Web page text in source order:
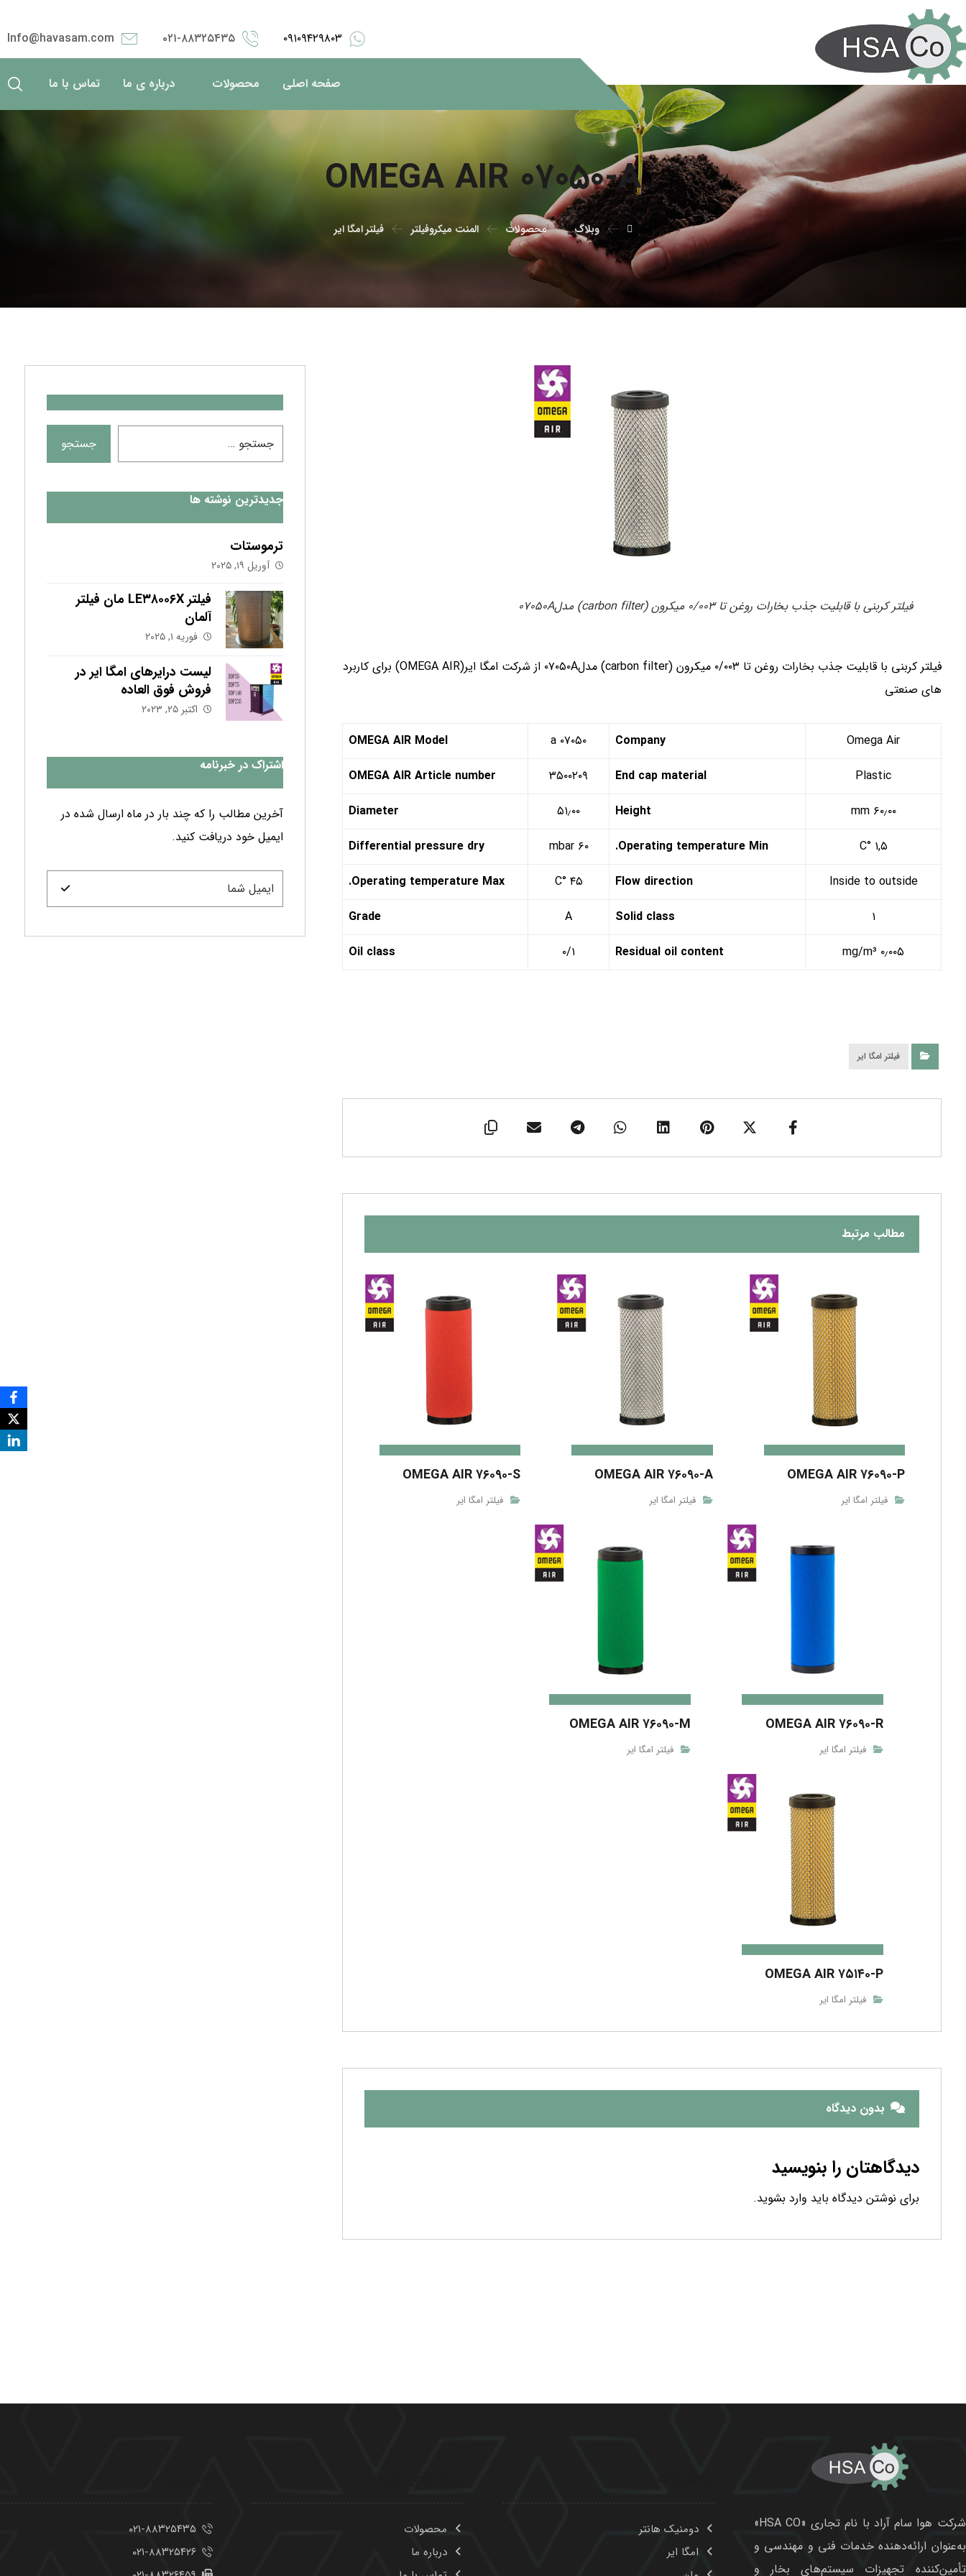
Info@havasam.com ۰۲۱-۸۸۳۲۵۴۳۵ ۰۹۱۰۹۴۲۹۸۰۳
صفحه اصلی محصولات درباره ی ما تماس با ما
OMEGA AIR ۰۷۰۵۰-A
وبلاگ محصولات المنت میکروفیلتر فیلتر امگا ایر
فیلتر کربنی با قابلیت جذب بخارات روغن تا ۰/۰۰۳ میکرون (carbon filter) مدل۰۷۰۵۰A
فیلتر کربنی با قابلیت جذب بخارات روغن تا ۰/۰۰۳ میکرون (carbon filter) مدل۰۷۰۵۰A از شرکت امگا ایر(OMEGA AIR) برای کاربرد
های صنعتی
Omega Air
Company ۰۷۰۵۰ a
OMEGA AIR Model
Plastic
End cap material ۳۵۰۰۲۰۹
OMEGA AIR Article number
۶۰٫۰۰ mm
Height ۵۱٫۰۰
Diameter
۱,۵ °C
Operating temperature Min. ۶۰ mbar
Differential pressure dry
Inside to outside
Flow direction ۴۵ °C
Operating temperature Max.
۱
Solid class
A
Grade
۰٫۰۰۵ mg/m³
Residual oil content ۰/۱ Oil class
فیلتر امگا ایر
مطالب مرتبط
OMEGA AIR ۷۶۰۹۰-P
فیلتر امگا ایر
OMEGA AIR ۷۶۰۹۰-A
فیلتر امگا ایر
OMEGA AIR ۷۶۰۹۰-S
فیلتر امگا ایر
OMEGA AIR ۷۶۰۹۰-R
فیلتر امگا ایر
OMEGA AIR ۷۶۰۹۰-M
فیلتر امگا ایر
OMEGA AIR ۷۵۱۴۰-P
فیلتر امگا ایر
بدون دیدگاه
دیدگاهتان را بنویسید
برای نوشتن دیدگاه باید وارد بشوید.
جدیدترین نوشته ها
ترموستات
آوریل ۱۹, ۲۰۲۵
فیلتر LE۳۸۰۰۶X مان فیلتر
آلمان
فوریه ۱, ۲۰۲۵
لیست درایرهای امگا ایر در
فروش فوق العاده
اکتبر ۲۵, ۲۰۲۳
اشتراک در خبرنامه
آخرین مطالب را که چند بار در ماه ارسال شده در
ایمیل خود دریافت کنید.
شرکت هوا سام آراد با نام تجاری «HSA CO»
به‌عنوان ارائه‌دهنده خدمات فنی و مهندسی و
تأمین‌کننده تجهیزات سیستم‌های بخار و
دومنیک هانتر
امگا ایر
محصولات
درباره ما
۰۲۱-۸۸۳۲۵۴۳۵
۰۲۱-۸۸۳۲۵۴۲۶